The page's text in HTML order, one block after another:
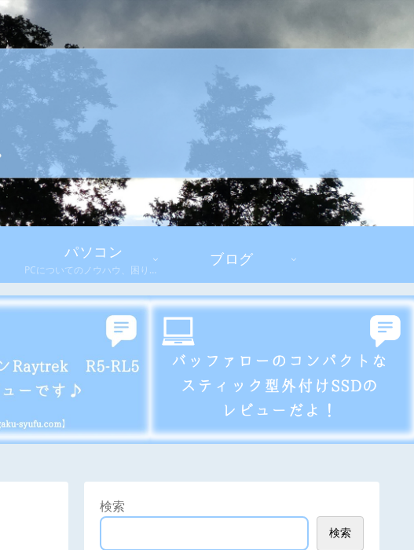
パソコン
PCについてのノウハウ、困りごとと解決方法、デバイスや周辺機器のレビューのカテゴリです
ブログ
検索
検索